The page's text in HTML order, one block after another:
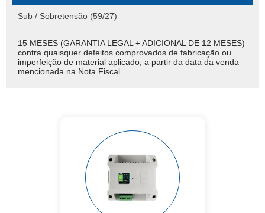
Sub / Sobretensão (59/27)
15 MESES (GARANTIA LEGAL + ADICIONAL DE 12 MESES)
contra quaisquer defeitos comprovados de fabricação ou
imperfeição de material aplicado, a partir da data da venda
mencionada na Nota Fiscal.